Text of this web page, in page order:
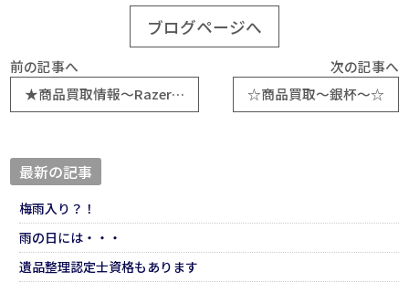
ブログページへ
前の記事へ
★商品買取情報～Razer Tartarus Pro ゲーミングキーパッド ★
次の記事へ
☆商品買取～銀杯～☆
最新の記事
梅雨入り？！
雨の日には・・・
遺品整理認定士資格もあります